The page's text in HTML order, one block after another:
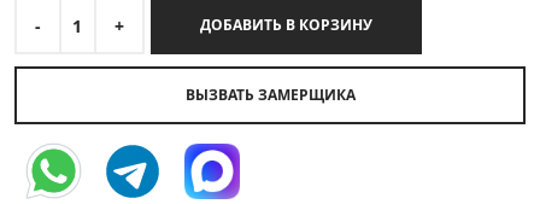
- 1 + ДОБАВИТЬ В КОРЗИНУ
ВЫЗВАТЬ ЗАМЕРЩИКА